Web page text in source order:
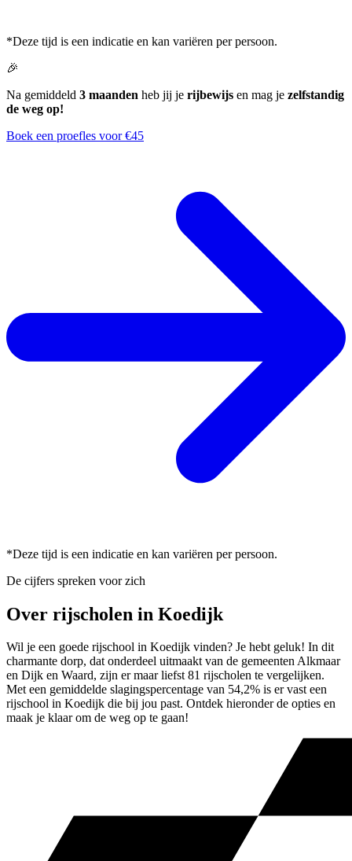
*Deze tijd is een indicatie en kan variëren per persoon.
🎉
Na gemiddeld 3 maanden heb jij je rijbewijs en mag je zelfstandig
de weg op!
Boek een proefles voor €45
*Deze tijd is een indicatie en kan variëren per persoon.
De cijfers spreken voor zich
Over rijscholen in Koedijk
Wil je een goede rijschool in Koedijk vinden? Je hebt geluk! In dit
charmante dorp, dat onderdeel uitmaakt van de gemeenten Alkmaar
en Dijk en Waard, zijn er maar liefst 81 rijscholen te vergelijken.
Met een gemiddelde slagingspercentage van 54,2% is er vast een
rijschool in Koedijk die bij jou past. Ontdek hieronder de opties en
maak je klaar om de weg op te gaan!